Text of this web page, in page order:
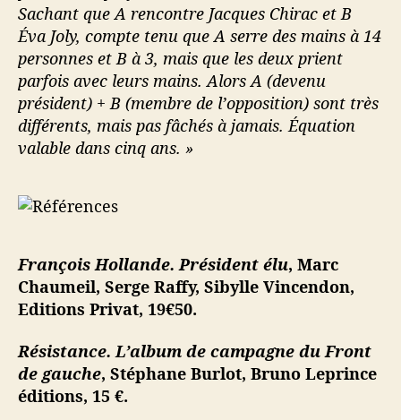
Sachant que A rencontre Jacques Chirac et B
Éva Joly, compte tenu que A serre des mains à 14
personnes et B à 3, mais que les deux prient
parfois avec leurs mains. Alors A (devenu
président) + B (membre de l’opposition) sont très
différents, mais pas fâchés à jamais. Équation
valable dans cinq ans. »
François Hollande. Président élu, Marc
Chaumeil, Serge Raffy, Sibylle Vincendon,
Editions Privat, 19€50.
Résistance. L’album de campagne du Front
de gauche, Stéphane Burlot, Bruno Leprince
éditions, 15 €.